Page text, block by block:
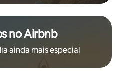
no Airbnb
ainda mais especial